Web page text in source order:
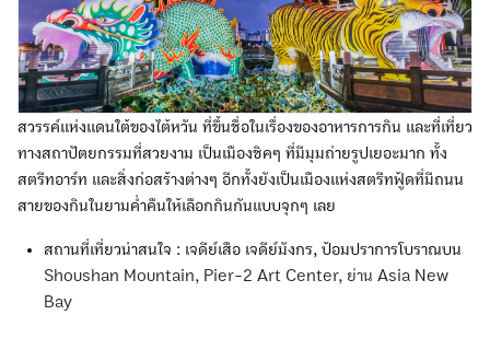
สวรรค์แห่งแดนใต้ของไต้หวัน ที่ขึ้นชื่อในเรื่องของอาหารการกิน และที่เที่ยว
ทางสถาปัตยกรรมที่สวยงาม เป็นเมืองชิคๆ ที่มีมุมถ่ายรูปเยอะมาก ทั้ง
สตรีทอาร์ท และสิ่งก่อสร้างต่างๆ อีกทั้งยังเป็นเมืองแห่งสตรีทฟู้ดที่มีถนน
สายของกินในยามค่ำคืนให้เลือกกินกันแบบจุกๆ เลย
สถานที่เที่ยวน่าสนใจ : เจดีย์เสือ เจดีย์มังกร, ป้อมปราการโบราณบน
Shoushan Mountain, Pier-2 Art Center, ย่าน Asia New
Bay